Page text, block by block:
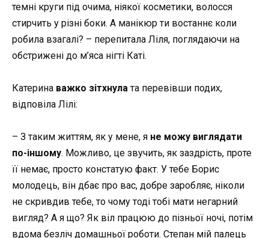
темні круги під очима, ніякої косметики, волосся
стирчить у різні боки. А манікюр ти востаннє коли
робила взагалі? – перепитала Ліля, поглядаючи на
обстрижені до м’яса нігті Каті.
Катерина важко зітхнула та перевівши подих,
відповіла Лілі:
– З таким життям, як у мене, я не можу виглядати
по-іншому. Можливо, це звучить, як заздрість, проте
її немає, просто констатую факт. У тебе Борис
молодець, він дбає про вас, добре заробляє, ніколи
не скривдив тебе, то чому тоді тобі мати негарний
вигляд? А я що? Як віл працюю до пізньої ночі, потім
вдома безліч домашньої роботи. Степан мій палець